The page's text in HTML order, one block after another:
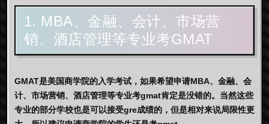
1. MBA、金融、会计、市场营
销、酒店管理等专业考GMAT
GMAT是美国商学院的入学考试，如果希望申请MBA、金融、会
计、市场营销、酒店管理等专业考gmat肯定是没错的。当然这些
专业的部分学校也是可以接受gre成绩的，但是相对来说局限性更